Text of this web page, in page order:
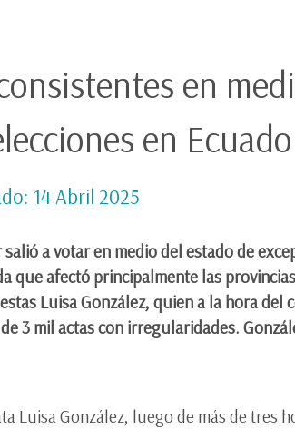
en
en
14 Abril 2025
a votar en medio del estado de
que afectó principalmente las
Luisa González, quien a la hora
3 mil actas con irregularidades.
Luisa González, luego de más de tres